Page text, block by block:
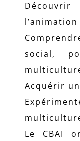
l’animation
social,
Acquérir
Le CBAI